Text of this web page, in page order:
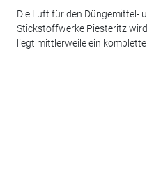
Die Luft für den Düngemittel-
Stickstoffwerke Piesteritz
liegt mittlerweile ein